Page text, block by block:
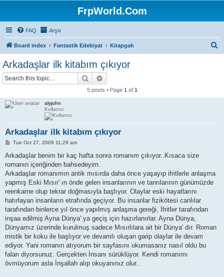
FrpWorld.Com
FAQ Arşiv
Board index Fantastik Edebiyat Kitapgah
Arkadaşlar ilk kitabım çıkıyor
Search
5 posts • Page 1 of 1
alyjohn
Kullanıcı
Arkadaşlar ilk kitabım çıkıyor
P
s
Tue Oct 27, 2009 11:29 am
Arkadaşlar benim bir kaç hafta sonra romanım çıkıyor..Kısaca size
romanın içeriğinden bahsedeyim.
Arkadaşlar romanımın antik mısırda daha önce yaşayıp ifritlerle anlaşma
yapmış Eski Mısır' ın önde gelen insanlarının ve tanrılarının günümüzde
reenkarne olup tekrar doğmasıyla başlıyor. Olaylar eski hayatlarını
hatırlayan insanların etrafında geçiyor. Bu insanlar fizikötesi canlılar
tarafından binlerce yıl önce yapılmış anlaşma gereği, İfritler tarafından
inşaa edilmiş Ayna Dünya' ya geçiş için hazırlanırlar. Ayna Dünya,
Dünyamız üzerinde kurulmuş sadece Mısırlılara ait bir Dünya' dır. Roman
mistik bir koku ile başlıyor ve devamlı oluşan garip olaylar ile devam
ediyor. Yani romanın atıyorum bir sayfasını okumasanız nasıl oldu bu
falan diyorsunuz. Gerçekten İnsanı sürüklüyor. Kendi romanımı
övmüyorum asla İnşallah alıp okuyanınız olur..